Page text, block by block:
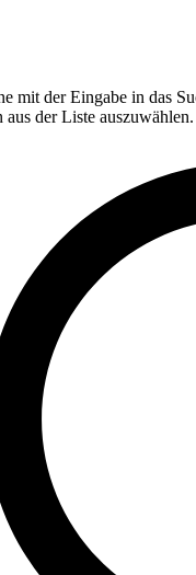
mit der Eingabe in das
aus der Liste auszuwählen.